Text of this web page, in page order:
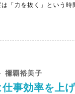
「力を抜く」という
禰覇裕美子
事効率を上